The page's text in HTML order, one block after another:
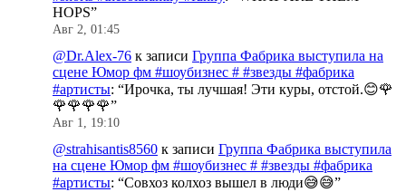
HOPS”
Авг 2, 01:45
@Dr.Alex-76 к записи Группа Фабрика выступила на
сцене Юмор фм #шоубизнес # #звезды #фабрика
#артисты: “Ирочка, ты лучшая! Эти куры, отстой.😊🌹
🌹🌹🌹🌹”
Авг 1, 19:10
@strahisantis8560 к записи Группа Фабрика выступила
на сцене Юмор фм #шоубизнес # #звезды #фабрика
#артисты: “Совхоз колхоз вышел в люди😅😅”